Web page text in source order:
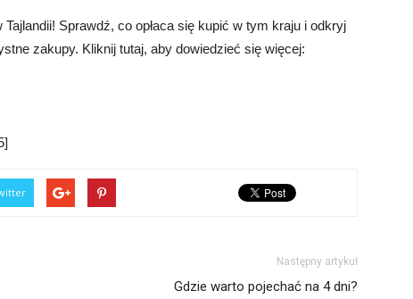
Sprawdź, co opłaca się kupić w tym kraju i odkryj
zakupy. Kliknij tutaj, aby dowiedzieć się więcej:
Następny artykuł
Gdzie warto pojechać na 4 dni?